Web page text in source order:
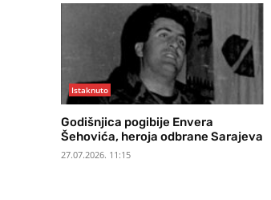
Istaknuto
Godišnjica pogibije Envera
Šehovića, heroja odbrane Sarajeva
27.07.2026. 11:15